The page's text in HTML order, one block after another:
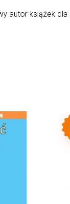
autor książek dla